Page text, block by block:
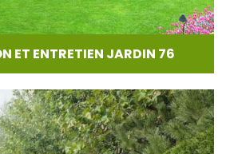
ET ENTRETIEN JARDIN 76